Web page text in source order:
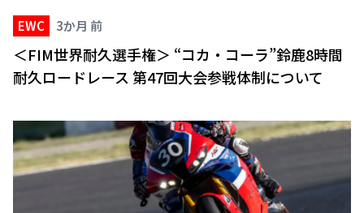
EWC 3か月 前
＜FIM世界耐久選手権＞ “コカ・コーラ”鈴鹿8時間
耐久ロードレース 第47回大会参戦体制について